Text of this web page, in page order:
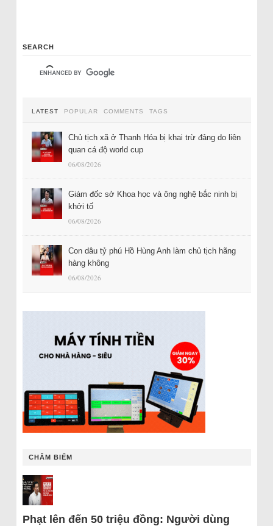
SEARCH
LATEST POPULAR COMMENTS TAGS
Chủ tịch xã ở Thanh Hóa bị khai trừ đảng do liên
quan cá độ world cup
06/08/2026
Giám đốc sở Khoa học và ông nghệ bắc ninh bị
khởi tố
06/08/2026
Con dâu tỷ phú Hồ Hùng Anh làm chủ tịch hãng
hàng không
06/08/2026
CHÂM BIẾM
Phạt lên đến 50 triệu đồng: Người dùng